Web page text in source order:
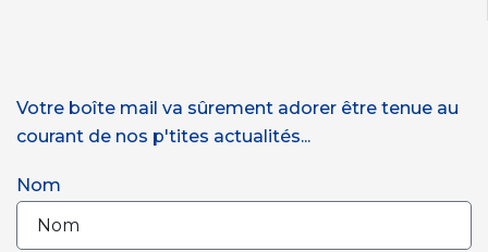
Votre boîte mail va sûrement adorer être tenue au
courant de nos p'tites actualités...
Nom